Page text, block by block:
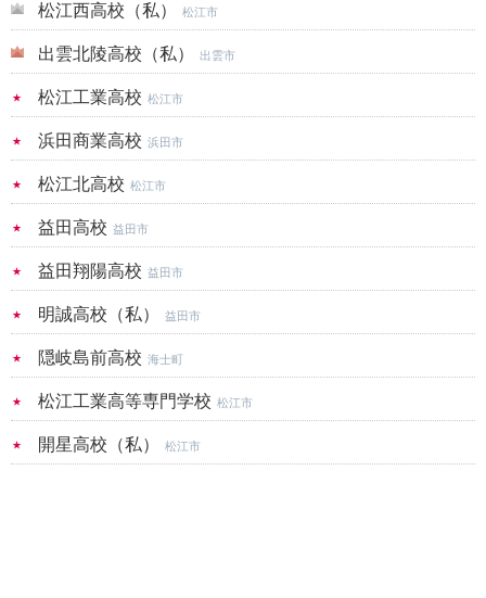
松江西高校（私） 松江市
出雲北陵高校（私） 出雲市
松江工業高校 松江市
浜田商業高校 浜田市
松江北高校 松江市
益田高校 益田市
益田翔陽高校 益田市
明誠高校（私） 益田市
隠岐島前高校 海士町
松江工業高等専門学校 松江市
開星高校（私） 松江市